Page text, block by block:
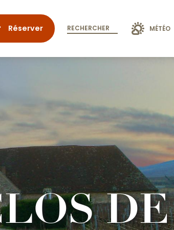
Réserver RECHERCHER MÉTÉO
DE